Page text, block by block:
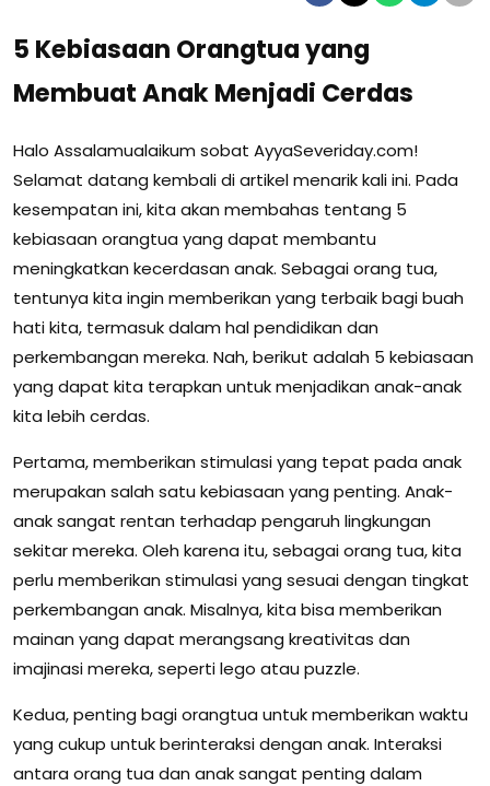
5 Kebiasaan Orangtua yang
Membuat Anak Menjadi Cerdas
Halo Assalamualaikum sobat AyyaSeveriday.com!
Selamat datang kembali di artikel menarik kali ini. Pada
kesempatan ini, kita akan membahas tentang 5
kebiasaan orangtua yang dapat membantu
meningkatkan kecerdasan anak. Sebagai orang tua,
tentunya kita ingin memberikan yang terbaik bagi buah
hati kita, termasuk dalam hal pendidikan dan
perkembangan mereka. Nah, berikut adalah 5 kebiasaan
yang dapat kita terapkan untuk menjadikan anak-anak
kita lebih cerdas.
Pertama, memberikan stimulasi yang tepat pada anak
merupakan salah satu kebiasaan yang penting. Anak-
anak sangat rentan terhadap pengaruh lingkungan
sekitar mereka. Oleh karena itu, sebagai orang tua, kita
perlu memberikan stimulasi yang sesuai dengan tingkat
perkembangan anak. Misalnya, kita bisa memberikan
mainan yang dapat merangsang kreativitas dan
imajinasi mereka, seperti lego atau puzzle.
Kedua, penting bagi orangtua untuk memberikan waktu
yang cukup untuk berinteraksi dengan anak. Interaksi
antara orang tua dan anak sangat penting dalam